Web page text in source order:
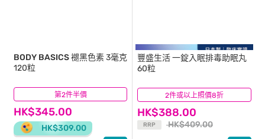
第2件半價
BODY BASICS褪黑色素 3毫克
120粒
HK$345.00
HK$309.00
(0) 2件或以上照價8折
豐盛生活一錠入眠排毒助眠丸
60粒
HK$388.00
RRP HK$409.00
(21)